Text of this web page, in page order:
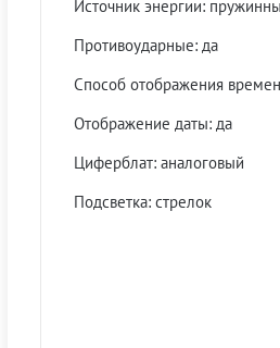
Источник энергии:
Противоударные: да
Способ отображения
Отображение даты: да
Циферблат: аналоговый
Подсветка: стрелок